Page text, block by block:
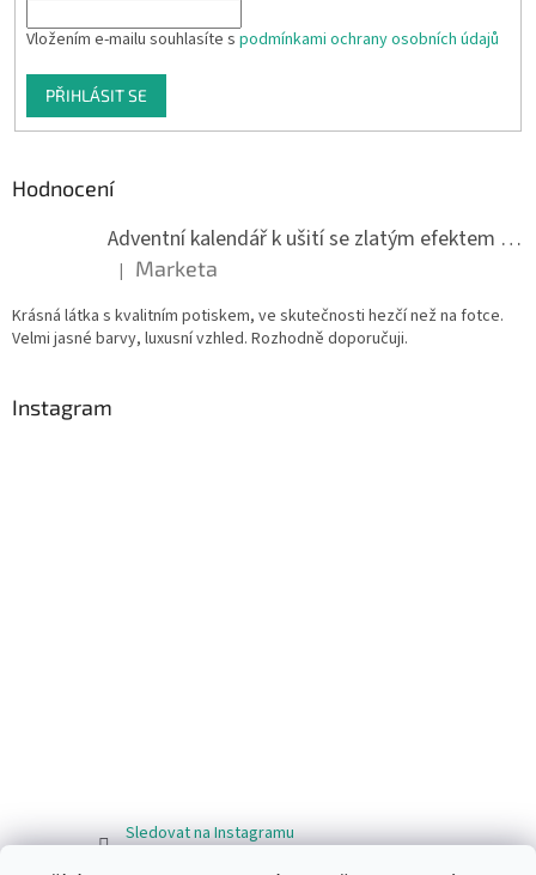
Vložením e-mailu souhlasíte s podmínkami ochrany osobních údajů
PŘIHLÁSIT SE
Hodnocení
Adventní kalendář k ušití se zlatým efektem 042Q
Hodnocení produktu je 5 z 5 hvězdiček.
| Marketa
Krásná látka s kvalitním potiskem, ve skutečnosti hezčí než na fotce.
Velmi jasné barvy, luxusní vzhled. Rozhodně doporučuji.
Instagram
Sledovat na Instagramu